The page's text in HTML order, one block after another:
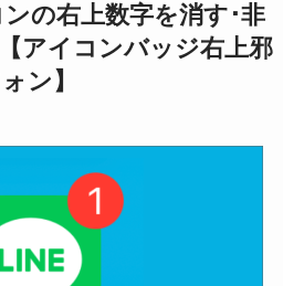
の右上数字を消す･非
アイコンバッジ右上邪
ン】